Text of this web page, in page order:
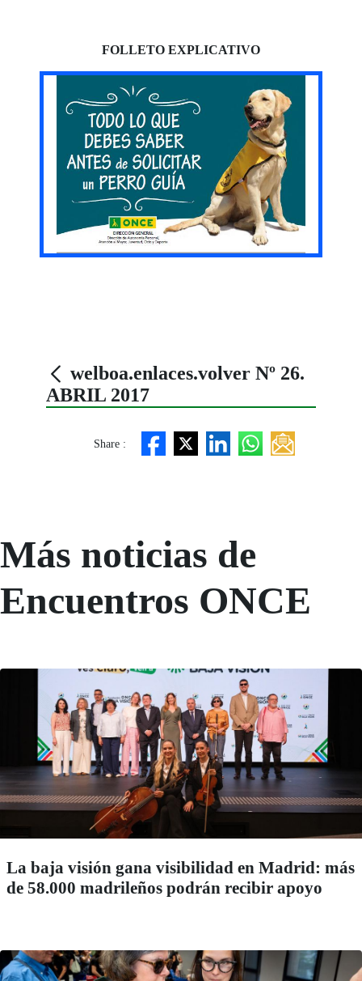
FOLLETO EXPLICATIVO
welboa.enlaces.volver Nº 26.
ABRIL 2017
Share :
Más noticias de
Encuentros ONCE
La baja visión gana visibilidad en Madrid: más
de 58.000 madrileños podrán recibir apoyo